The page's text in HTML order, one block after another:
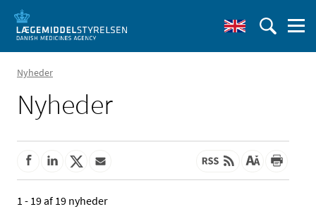
Nyheder
Nyheder
1 - 19 af 19 nyheder